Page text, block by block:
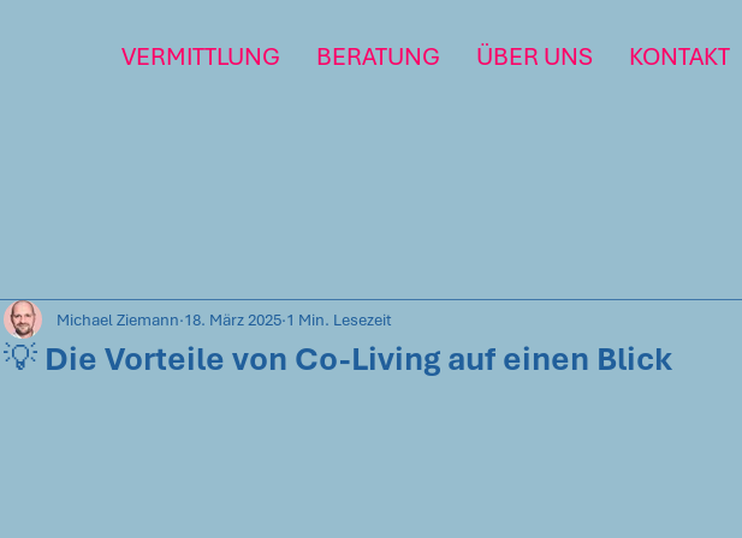
VERMITTLUNG BERATUNG ÜBER UNS KONTAKT
💡 Die Vorteile von Co-Living auf einen Blick
Michael Ziemann 18. März 2025 1 Min. Lesezeit